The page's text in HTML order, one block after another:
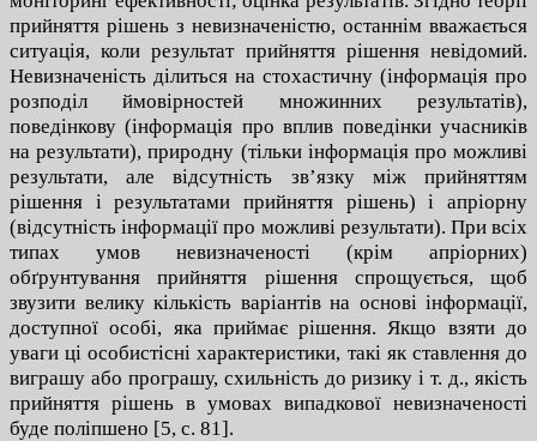
прийняття рішень з невизначеністю, останнім вважається
ситуація, коли результат прийняття рішення невідомий.
Невизначеність ділиться на стохастичну (інформація про
розподіл ймовірностей множинних результатів),
поведінкову (інформація про вплив поведінки учасників
на результати), природну (тільки інформація про можливі
результати, але відсутність зв’язку між прийняттям
рішення і результатами прийняття рішень) і апріорну
(відсутність інформації про можливі результати). При всіх
типах умов невизначеності (крім апріорних)
обґрунтування прийняття рішення спрощується, щоб
звузити велику кількість варіантів на основі інформації,
доступної особі, яка приймає рішення. Якщо взяти до
уваги ці особистісні характеристики, такі як ставлення до
виграшу або програшу, схильність до ризику і т. д., якість
прийняття рішень в умовах випадкової невизначеності
буде поліпшено [5, с. 81].